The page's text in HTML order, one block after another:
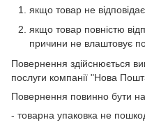
якщо товар не
якщо товар повністю
причини не влаштовує
Повернення здійснюється
послуги компанії "Нова
Повернення повинно бути
- товарна упаковка не